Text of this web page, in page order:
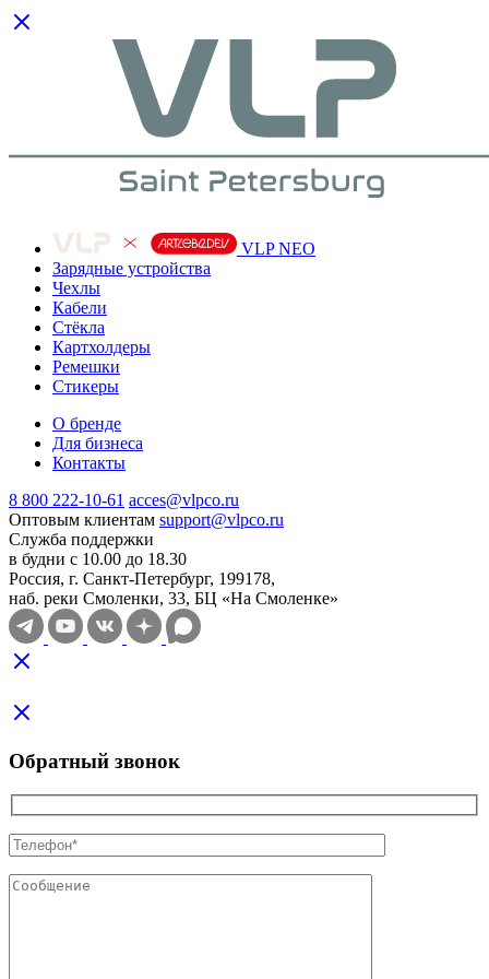
VLP NEO
Зарядные устройства
Чехлы
Кабели
Cтёкла
Картхолдеры
Ремешки
Стикеры
О бренде
Для бизнеса
Контакты
8 800 222-10-61 acces@vlpco.ru
Оптовым клиентам support@vlpco.ru
Служба поддержки
в будни с 10.00 до 18.30
Россия, г. Санкт-Петербург, 199178,
наб. реки Смоленки, 33, БЦ «На Смоленке»
Обратный звонок